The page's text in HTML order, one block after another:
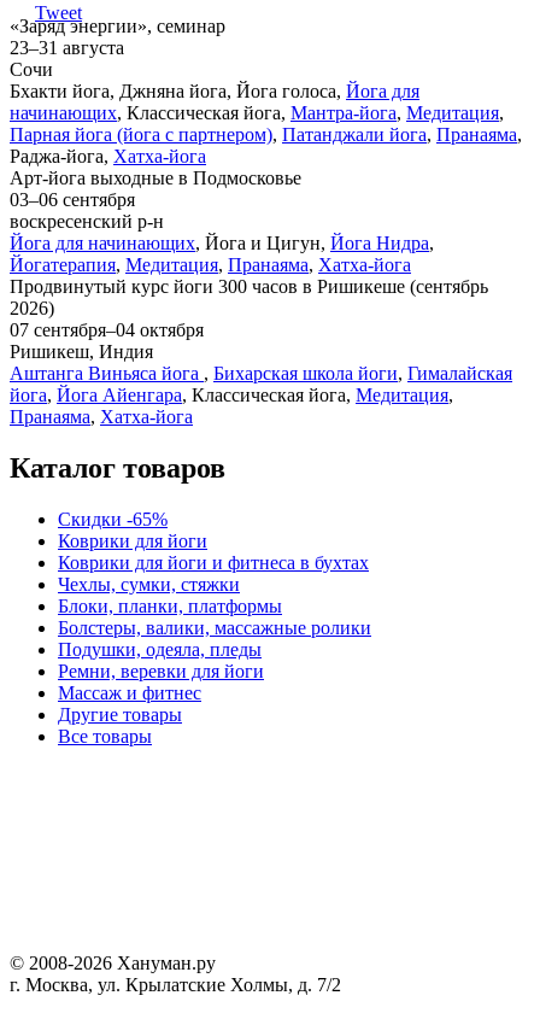
Tweet
«Заряд энергии», семинар
23–31 августа
Сочи
Бхакти йога, Джняна йога, Йога голоса, Йога для
начинающих, Классическая йога, Мантра-йога, Медитация,
Парная йога (йога с партнером), Патанджали йога, Пранаяма,
Раджа-йога, Хатха-йога
Арт-йога выходные в Подмосковье
03–06 сентября
воскресенский р-н
Йога для начинающих, Йога и Цигун, Йога Нидра,
Йогатерапия, Медитация, Пранаяма, Хатха-йога
Продвинутый курс йоги 300 часов в Ришикеше (сентябрь
2026)
07 сентября–04 октября
Ришикеш, Индия
Аштанга Виньяса йога , Бихарская школа йоги, Гималайская
йога, Йога Айенгара, Классическая йога, Медитация,
Пранаяма, Хатха-йога
Каталог товаров
Скидки -65%
Коврики для йоги
Коврики для йоги и фитнеса в бухтах
Чехлы, сумки, стяжки
Блоки, планки, платформы
Болстеры, валики, массажные ролики
Подушки, одеяла, пледы
Ремни, веревки для йоги
Массаж и фитнес
Другие товары
Все товары
© 2008-2026 Хануман.ру
г. Москва, ул. Крылатские Холмы, д. 7/2